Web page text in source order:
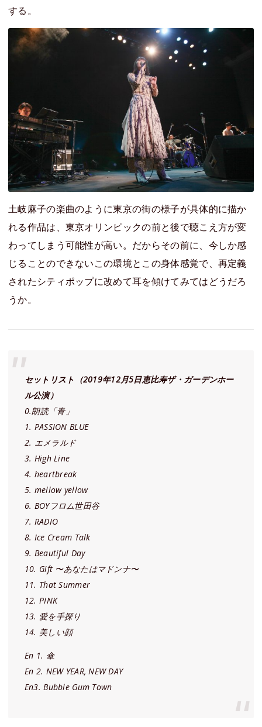
する。
土岐麻子の楽曲のように東京の街の様子が具体的に描か
れる作品は、東京オリンピックの前と後で聴こえ方が変
わってしまう可能性が高い。だからその前に、今しか感
じることのできないこの環境とこの身体感覚で、再定義
されたシティポップに改めて耳を傾けてみてはどうだろ
うか。
セットリスト（2019年12月5日恵比寿ザ・ガーデンホー
ル公演）
0.朗読「青」
1. PASSION BLUE
2. エメラルド
3. High Line
4. heartbreak
5. mellow yellow
6. BOYフロム世田谷
7. RADIO
8. Ice Cream Talk
9. Beautiful Day
10. Gift 〜あなたはマドンナ〜
11. That Summer
12. PINK
13. 愛を手探り
14. 美しい顔
En 1. 傘
En 2. NEW YEAR, NEW DAY
En3. Bubble Gum Town